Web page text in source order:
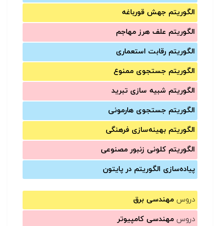
الگوریتم جهش قورباغه
الگوریتم علف هرز مهاجم
الگوریتم رقابت استعماری
الگوریتم جستجوی ممنوع
الگوریتم شبیه سازی تبرید
الگوریتم جستجوی هارمونی
الگوریتم بهینه‌سازی فرهنگی
الگوریتم کلونی زنبور مصنوعی
پیاده‌سازی الگوریتم در پایتون
دروس مهندسی برق
دروس مهندسی کامپیوتر